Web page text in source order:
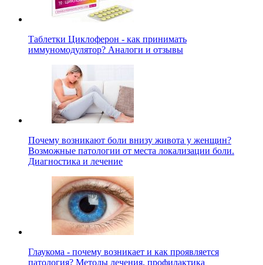
Таблетки Циклоферон - как принимать
иммуномодулятор? Аналоги и отзывы
Почему возникают боли внизу живота у женщин?
Возможные патологии от места локализации боли.
Диагностика и лечение
Глаукома - почему возникает и как проявляется
патология? Методы лечения, профилактика